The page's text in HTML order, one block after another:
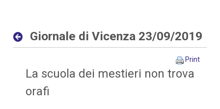
Giornale di Vicenza 23/09/2019
Print
La scuola dei mestieri non trova
orafi